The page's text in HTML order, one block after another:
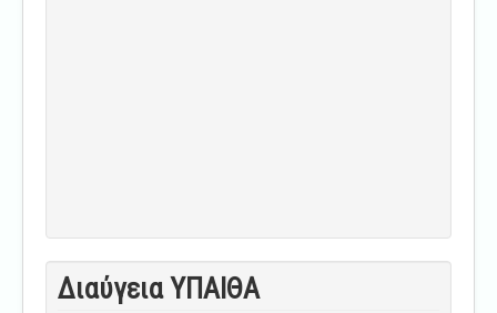
Διαύγεια ΥΠΑΙΘA